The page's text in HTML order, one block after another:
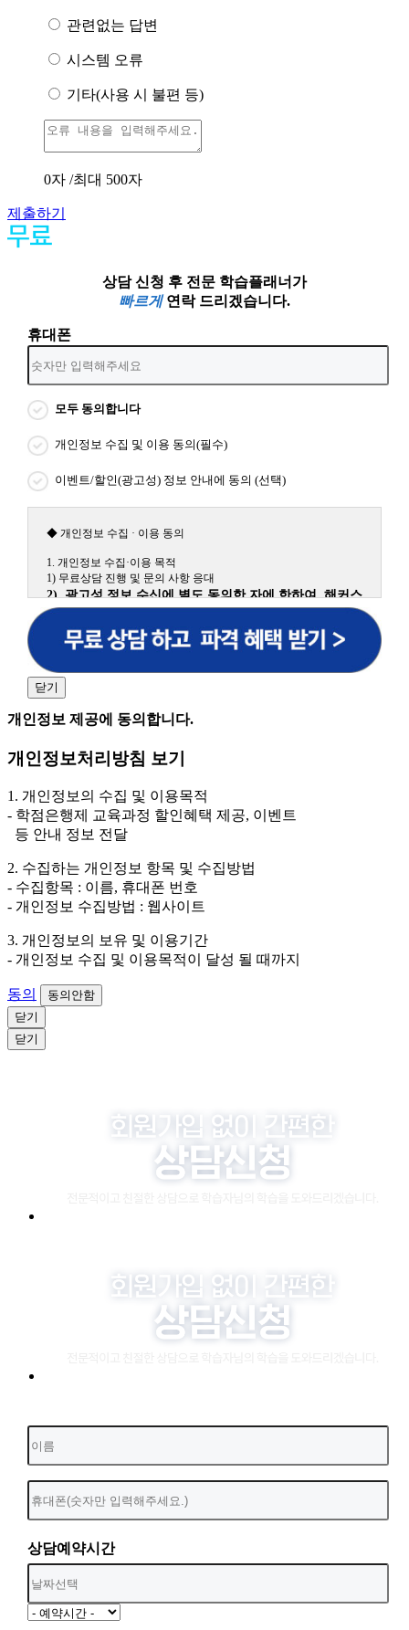
관련없는 답변
시스템 오류
기타(사용 시 불편 등)
0자 /최대 500자
제출하기
상담 신청 후 전문 학습플래너가
빠르게연락 드리겠습니다.
휴대폰
모두 동의합니다
개인정보 수집 및 이용 동의(필수)
이벤트/할인(광고성) 정보 안내에 동의 (선택)
◆ 개인정보 수집 · 이용 동의
1. 개인정보 수집·이용 목적
1) 무료상담 진행 및 문의 사항 응대
2) 광고성 정보 수신에 별도 동의한 자에 한하여 해커스
원격평생교육원을 비롯한 해커스 교육그룹의 새로운 서
비스 신상품이나 이벤트, 최신 정보 안내 등 신청자의 취
향에 맞는 최적의 서비스를 제공하기 위함.
어, 해커스일본어, 해커스잡, 해커스금융, 해커스임용, 해커스공무
원, 해커스경찰, 해커스소방, 해커스공인중개사, 해커스주택관리
사, 해커스편입 등)
3. 개인정보 보유/이용 기간: 법령상 정하는 경우를 제
외하고는 회원탈퇴 시까지 이용 및 보관합니다. 단, 비회
원이거나 상담 시로부터 3년 이내 탈퇴하는 자의 경우,
소비자 불만 또는 분쟁처리를 위해 3년간 보관합니다.
의 경우에는 상담 신청이 제한됩니다.
닫기
개인정보 제공에 동의합니다.
개인정보처리방침 보기
1. 개인정보의 수집 및 이용목적
- 학점은행제 교육과정 할인혜택 제공, 이벤트
등 안내 정보 전달
2. 수집하는 개인정보 항목 및 수집방법
- 수집항목 : 이름, 휴대폰 번호
- 개인정보 수집방법 : 웹사이트
3. 개인정보의 보유 및 이용기간
- 개인정보 수집 및 이용목적이 달성 될 때까지
동의
동의안함
닫기
닫기
상담예약시간